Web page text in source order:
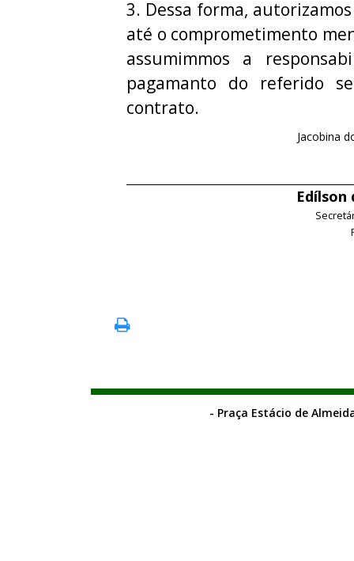
3. Dessa forma,
até o comprometimento
assumimmos a
pagamanto do referido
contrato.
Jacobina
Edílson
- Praça Estácio de